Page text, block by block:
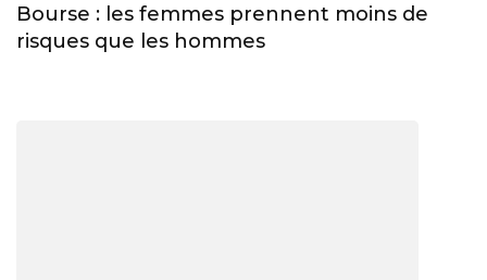
Bourse : les femmes prennent moins de
risques que les hommes